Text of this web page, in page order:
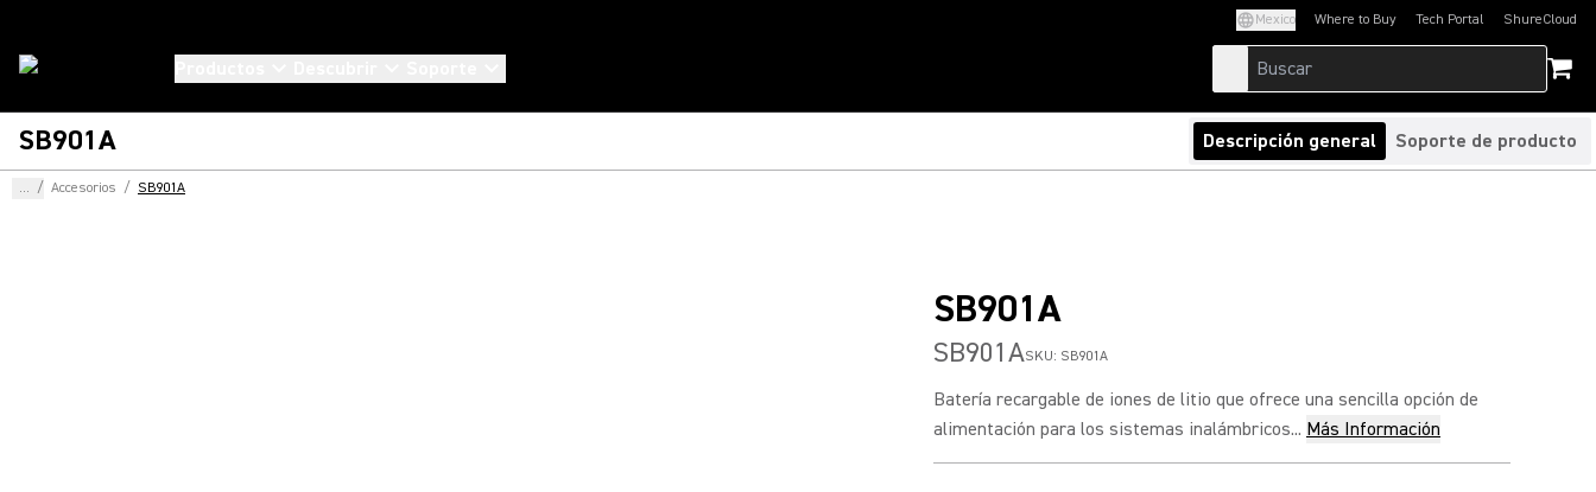
Mexico Where to Buy Tech Portal
(Opens in a new tab)ShureCloud
(Opens in a new
SB901A Descripción general Soporte de producto
... / Accesorios / SB901A
SB901A
SB901ASKU: SB901A
Batería recargable de iones de litio que ofrece una sencilla opción de
alimentación para los sistemas inalámbricos... Más Información